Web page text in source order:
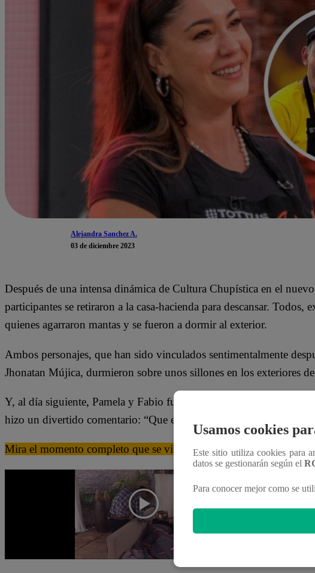
Alejandra Sanchez A.
03 de diciembre 2023
Después de una intensa dinámica de Cultura Chupística en el
participantes se retiraron a la casa-hacienda para descansar.
quienes agarraron mantas y se fueron a dormir al exterior.
Ambos personajes, que han sido vinculados sentimentalmente
Jhonatan Mújica, durmieron sobre unos sillones en los exteriores de
Y, al día siguiente, Pamela y Fabio fueron levantados por el
hizo un divertido comentario: “Que en paz descanse Jhonatan”.
Mira el momento completo que se vivió en “Tierra Brava” AQUÍ:
Usamos cookies
Este sitio utiliza cookies para
datos se gestionarán según el
Para conocer mejor como se